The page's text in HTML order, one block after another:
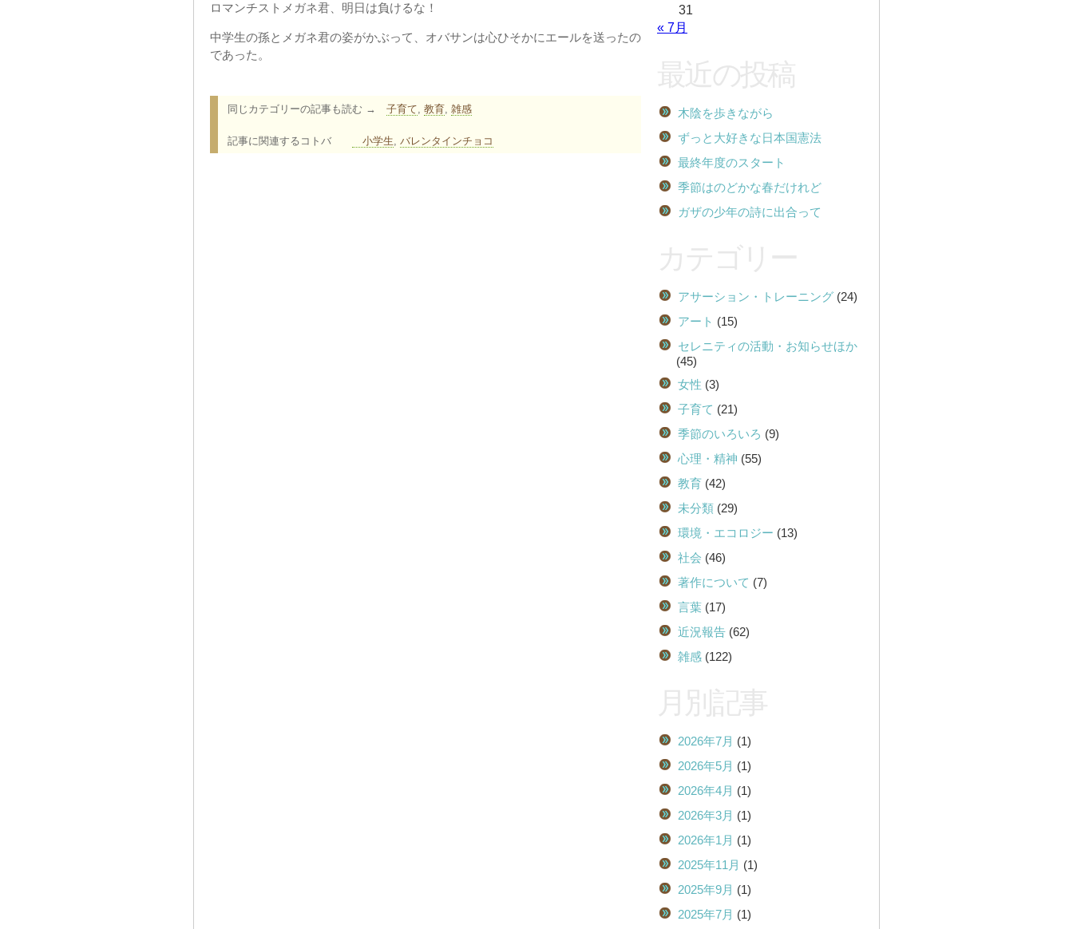
ロマンチストメガネ君、明日は負けるな！
中学生の孫とメガネ君の姿がかぶって、オバサンは心ひそかにエールを送ったの
であった。
同じカテゴリーの記事も読む → 子育て 教育 雑感
記事に関連するコトバ 小学生 バレンタインチョコ
31
« 7月
木陰を歩きながら
ずっと大好きな日本国憲法
最終年度のスタート
季節はのどかな春だけれど
ガザの少年の詩に出合って
アサーション・トレーニング (24)
アート (15)
セレニティの活動・お知らせほか
(45)
女性 (3)
子育て (21)
季節のいろいろ (9)
心理・精神 (55)
教育 (42)
未分類 (29)
環境・エコロジー (13)
社会 (46)
著作について (7)
言葉 (17)
近況報告 (62)
雑感 (122)
2026年7月 (1)
2026年5月 (1)
2026年4月 (1)
2026年3月 (1)
2026年1月 (1)
2025年11月 (1)
2025年9月 (1)
2025年7月 (1)